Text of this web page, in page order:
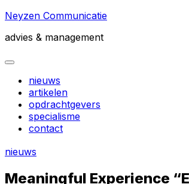
Skip
content
Neyzen Communicatie
advies & management
Expand
Current
Page
Parent
nieuws
artikelen
opdrachtgevers
specialisme
contact
nieuws
Meaningful Experience